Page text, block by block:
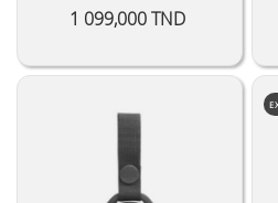
Studio 7
1 099,000 TND